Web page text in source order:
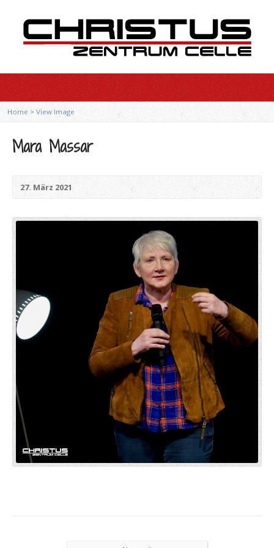
Home > View Image
Mara Massar
27. März 2021